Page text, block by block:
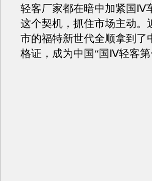
轻客厂家都在暗中加紧国Ⅳ
这个契机，抓住市场主动
市的福特新世代全顺拿到
格证，成为中国“国Ⅳ轻客第